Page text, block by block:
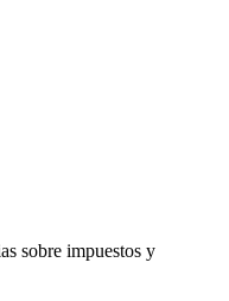
sobre impuestos y